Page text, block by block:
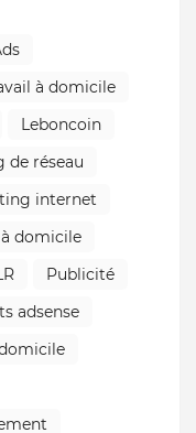
à domicile
Leboncoin
de réseau
internet
domicile
Publicité
adsense